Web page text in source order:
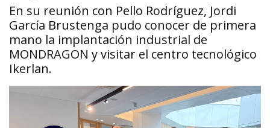
En su reunión con Pello Rodríguez, Jordi
García Brustenga pudo conocer de primera
mano la implantación industrial de
MONDRAGON y visitar el centro tecnológico
Ikerlan.